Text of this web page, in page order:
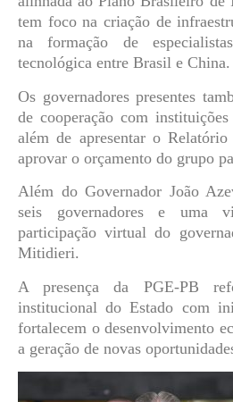
tem foco na criação de
na formação de
tecnológica entre Brasil e China.
Os governadores presentes
de cooperação com
além de apresentar oRelatório
aprovar o orçamento do grupo
Além do Governador João
seis governadores e uma
participação virtual do
Mitidieri.
A presença da PGE-PB
institucional do Estado com
fortalecem o desenvolvimento
a geração de novas